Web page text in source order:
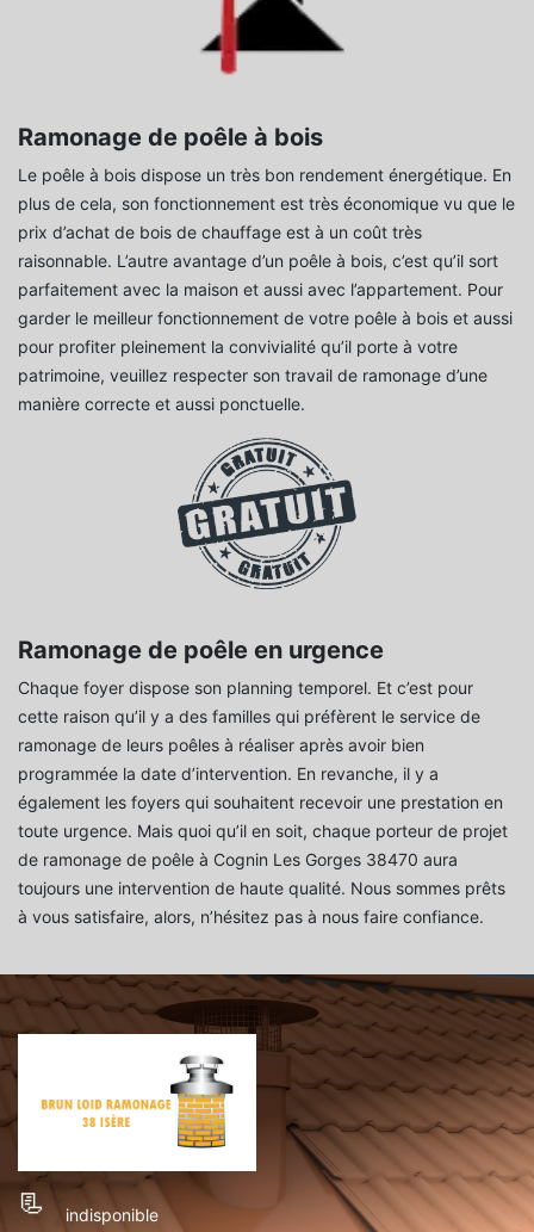
Ramonage de poêle à bois
Le poêle à bois dispose un très bon rendement énergétique. En
plus de cela, son fonctionnement est très économique vu que le
prix d’achat de bois de chauffage est à un coût très
raisonnable. L’autre avantage d’un poêle à bois, c’est qu’il sort
parfaitement avec la maison et aussi avec l’appartement. Pour
garder le meilleur fonctionnement de votre poêle à bois et aussi
pour profiter pleinement la convivialité qu’il porte à votre
patrimoine, veuillez respecter son travail de ramonage d’une
manière correcte et aussi ponctuelle.
Ramonage de poêle en urgence
Chaque foyer dispose son planning temporel. Et c’est pour
cette raison qu’il y a des familles qui préfèrent le service de
ramonage de leurs poêles à réaliser après avoir bien
programmée la date d’intervention. En revanche, il y a
également les foyers qui souhaitent recevoir une prestation en
toute urgence. Mais quoi qu’il en soit, chaque porteur de projet
de ramonage de poêle à Cognin Les Gorges 38470 aura
toujours une intervention de haute qualité. Nous sommes prêts
à vous satisfaire, alors, n’hésitez pas à nous faire confiance.
indisponible